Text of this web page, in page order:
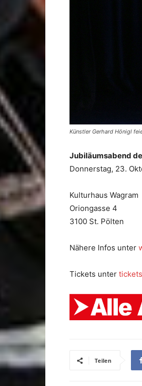
Künstler Gerhard Hönigl
Jubiläumsabend
Donnerstag, 23.
Kulturhaus Wagram
Oriongasse 4
3100 St. Pölten
Nähere Infos unter
Tickets unter
Teilen